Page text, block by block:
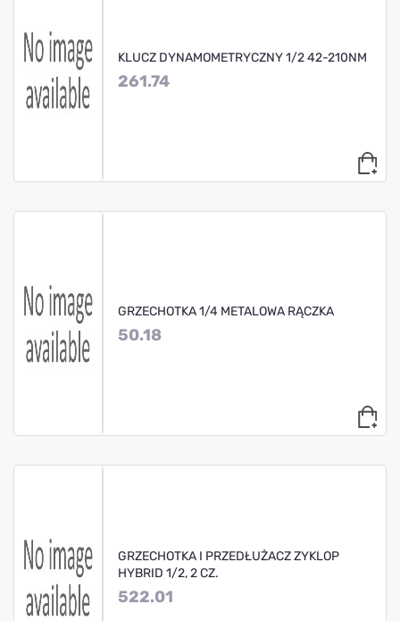
KLUCZ DYNAMOMETRYCZNY 1/2 42-210NM
261.74
GRZECHOTKA 1/4 METALOWA RĄCZKA
50.18
GRZECHOTKA I PRZEDŁUŻACZ ZYKLOP
HYBRID 1/2, 2 CZ.
522.01